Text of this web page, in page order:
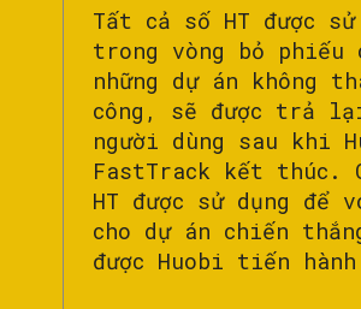
Tất cả số HT được sử
trong vòng bỏ phiếu
những dự án không
công, sẽ được trả
người dùng sau khi
FastTrack kết thúc.
HT được sử dụng để
cho dự án chiến
được Huobi tiến